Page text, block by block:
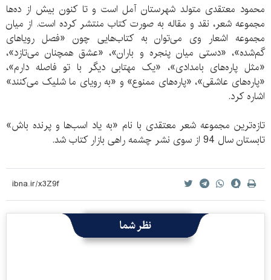
محمود معتقدی متولد شهرستان آمل است و تا کنون بیش از ده‌ها
مجموعه شعر، نقد و مقاله به صورت کتاب منتشر کرده است. از میان
مجموعه اشعار وی می‌توان به کتاب‌هایی چون «فصل رویاهای
گم‌شده»، «دستی میان پنجره و باران»، «عشق همچنان می‌تازد»،
«مثل پاره‌های بامدادی»، «یک مهتابی دیگر با تو فاصله دارم»،
«پاره‌های عاشقی»، «پاره‌های ممنوع» و «به رویای ما شلیک می‌کنند»
اشاره کرد.
تازه‌ترین مجموعه شعر معتقدی با نام «به یاد اسب‌ها و پرنده باش»
تابستان سال 94 از سوی نشر چشمه راهی بازار کتاب شد.
نظر شما